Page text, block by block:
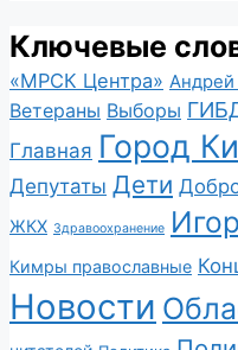
Ключевые
«МРСК Центра»
Ветераны Выборы
Главная Город
Депутаты Дети
ЖКХ Здравоохранение
Кимры православные
Новости